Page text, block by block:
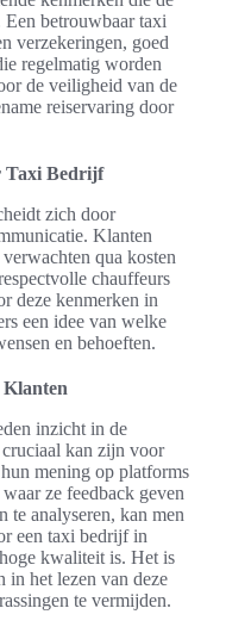
betrouwbaar taxi
verzekeringen, goed
regelmatig worden
de veiligheid van de
reiservaring door
Taxi Bedrijf
zich door
Klanten
qua kosten
chauffeurs
deze kenmerken in
een idee van welke
en behoeften.
inzicht in de
kan zijn voor
mening op platforms
ze feedback geven
te analyseren, kan men
een taxi bedrijf in
kwaliteit is. Het is
in het lezen van deze
te vermijden.